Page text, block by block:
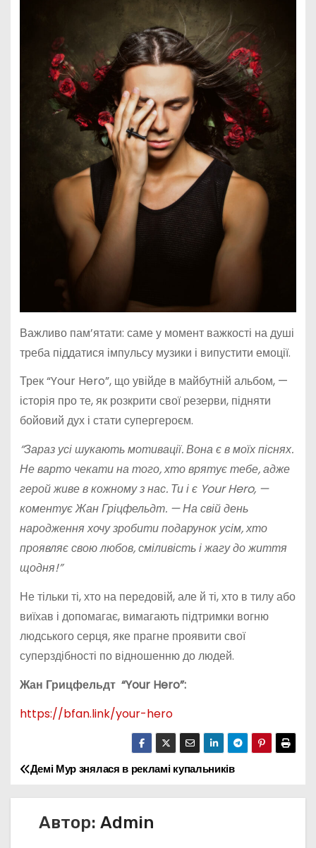
Важливо пам’ятати: саме у момент важкості на душі
треба піддатися імпульсу музики і випустити емоції.
Трек “Your Hero”, що увійде в майбутній альбом, —
історія про те, як розкрити свої резерви, підняти
бойовий дух і стати супергероєм.
“Зараз усі шукають мотивації. Вона є в моїх піснях.
Не варто чекати на того, хто врятує тебе, адже
герой живе в кожному з нас. Ти і є Your Hero, —
коментує Жан Гріцфельдт. — На свій день
народження хочу зробити подарунок усім, хто
проявляє свою любов, сміливість і жагу до життя
щодня!”
Не тільки ті, хто на передовій, але й ті, хто в тилу або
виїхав і допомагає, вимагають підтримки вогню
людського серця, яке прагне проявити свої
суперздібності по відношенню до людей.
Жан Грицфельдт “Your Hero”:
https://bfan.link/your-hero
Н
а
Демі Мур знялася в рекламі купальників
Автор: Admin